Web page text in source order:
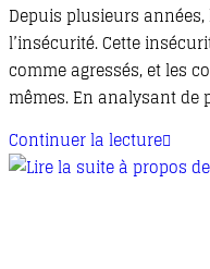
Depuis plusieurs années,
l’insécurité. Cette
comme agressés, et les
mêmes. En analysant de
Continuer la lecture